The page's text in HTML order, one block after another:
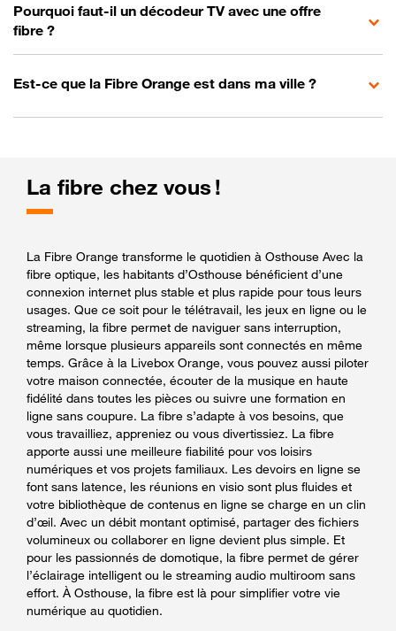
Pourquoi faut-il un décodeur TV avec une offre
fibre ?
Est-ce que la Fibre Orange est dans ma ville ?
La fibre chez vous !
La Fibre Orange transforme le quotidien à Osthouse Avec la
fibre optique, les habitants d’Osthouse bénéficient d’une
connexion internet plus stable et plus rapide pour tous leurs
usages. Que ce soit pour le télétravail, les jeux en ligne ou le
streaming, la fibre permet de naviguer sans interruption,
même lorsque plusieurs appareils sont connectés en même
temps. Grâce à la Livebox Orange, vous pouvez aussi piloter
votre maison connectée, écouter de la musique en haute
fidélité dans toutes les pièces ou suivre une formation en
ligne sans coupure. La fibre s’adapte à vos besoins, que
vous travailliez, appreniez ou vous divertissiez. La fibre
apporte aussi une meilleure fiabilité pour vos loisirs
numériques et vos projets familiaux. Les devoirs en ligne se
font sans latence, les réunions en visio sont plus fluides et
votre bibliothèque de contenus en ligne se charge en un clin
d’œil. Avec un débit montant optimisé, partager des fichiers
volumineux ou collaborer en ligne devient plus simple. Et
pour les passionnés de domotique, la fibre permet de gérer
l’éclairage intelligent ou le streaming audio multiroom sans
effort. À Osthouse, la fibre est là pour simplifier votre vie
numérique au quotidien.